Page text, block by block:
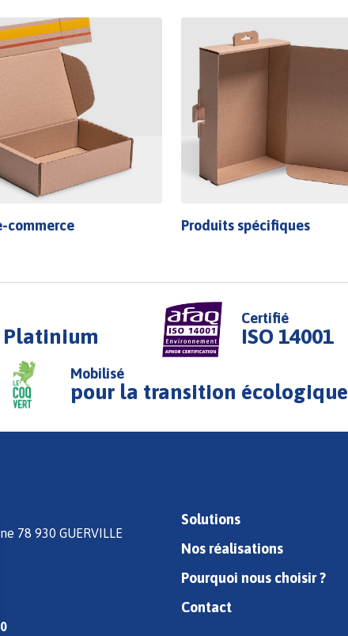
commerce Produits spécifiques
Certifié
ISO 14001
Mobilisé
pour la transition écologique
78 930 GUERVILLE
Solutions
Nos réalisations
Pourquoi nous choisir ?
Contact